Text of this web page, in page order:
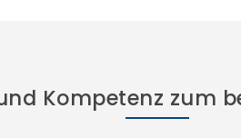
Kompetenz zum